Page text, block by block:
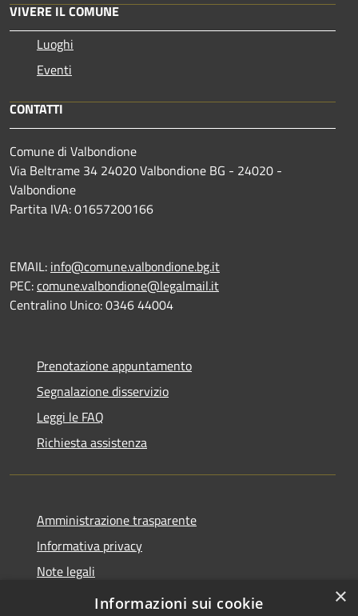
VIVERE IL COMUNE
Luoghi
Eventi
CONTATTI
Comune di Valbondione
Via Beltrame 34 24020 Valbondione BG - 24020 -
Valbondione
Partita IVA: 01657200166
EMAIL: info@comune.valbondione.bg.it
PEC:comune.valbondione@legalmail.it
Centralino Unico: 0346 44004
Prenotazione appuntamento
Segnalazione disservizio
Leggi le FAQ
Richiesta assistenza
Amministrazione trasparente
Informativa privacy
Note legali
Dichiarazione di accessibilità
×
Informazioni sui cookie